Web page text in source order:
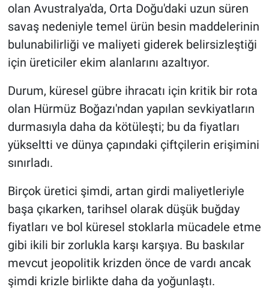
olan Avustralya'da, Orta Doğu'daki uzun süren
savaş nedeniyle temel ürün besin maddelerinin
bulunabilirliği ve maliyeti giderek belirsizleştiği
için üreticiler ekim alanlarını azaltıyor.
Durum, küresel gübre ihracatı için kritik bir rota
olan Hürmüz Boğazı'ndan yapılan sevkiyatların
durmasıyla daha da kötüleşti; bu da fiyatları
yükseltti ve dünya çapındaki çiftçilerin erişimini
sınırladı.
Birçok üretici şimdi, artan girdi maliyetleriyle
başa çıkarken, tarihsel olarak düşük buğday
fiyatları ve bol küresel stoklarla mücadele etme
gibi ikili bir zorlukla karşı karşıya. Bu baskılar
mevcut jeopolitik krizden önce de vardı ancak
şimdi krizle birlikte daha da yoğunlaştı.